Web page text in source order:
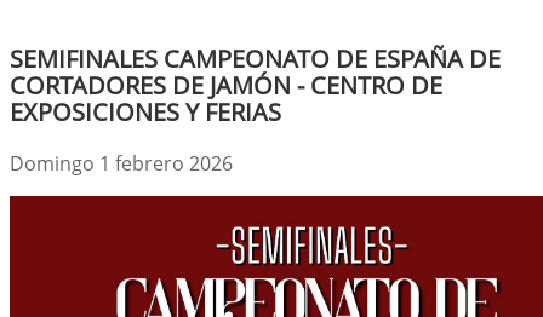
SEMIFINALES CAMPEONATO DE ESPAÑA DE
CORTADORES DE JAMÓN - CENTRO DE
EXPOSICIONES Y FERIAS
Domingo 1 febrero 2026